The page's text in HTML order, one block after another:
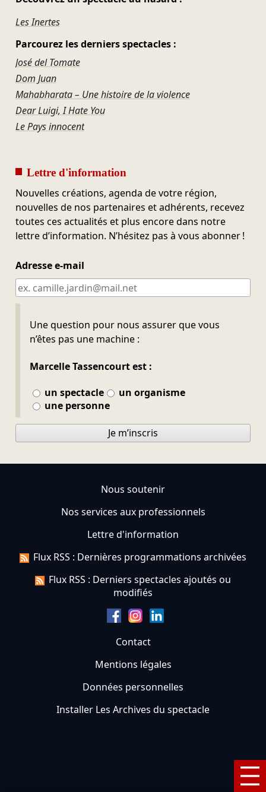
Les Inertes
Parcourez les derniers spectacles :
José del Tomate
Dom Juan
Mahabharata – Une histoire de la violence
Dear Luigi, I Hate You
Le Pays innocent
Lettre d'information
Nouvelles créations, agenda de votre région,
nouvelles de nos partenaires et adhérents, recevez
toutes ces actualités et plus encore dans notre
lettre d’information. N’hésitez pas à vous abonner !
Adresse e-mail
Une question pour nous assurer que vous
n’êtes pas une machine :
Marcelle Tassencourt est :
un spectacle
un organisme
une personne
Ne pas remplir
Je m’inscris
Nous soutenir
Nos services aux professionnels
Lettre d'information
Flux RSS : Dernières programmations archivées
Flux RSS : Derniers spectacles ajoutés ou
modifiés
Contact
Mentions légales
Données personnelles
Installer Les Archives du spectacle